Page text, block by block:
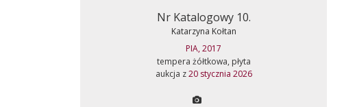
Nr Katalogowy 10.
Katarzyna Kołtan
PIA, 2017
tempera żółtkowa, płyta
aukcja z20 stycznia 2026